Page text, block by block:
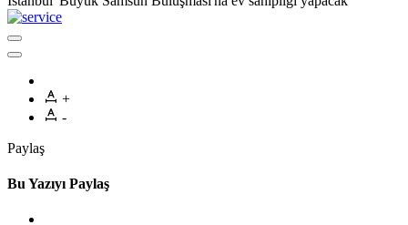
+
-
Paylaş
Bu Yazıyı Paylaş